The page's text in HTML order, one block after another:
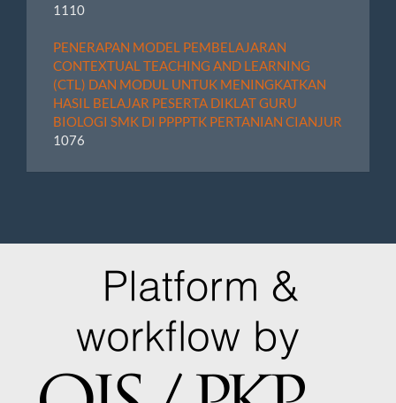
1110
PENERAPAN MODEL PEMBELAJARAN
CONTEXTUAL TEACHING AND LEARNING
(CTL) DAN MODUL UNTUK MENINGKATKAN
HASIL BELAJAR PESERTA DIKLAT GURU
BIOLOGI SMK DI PPPPTK PERTANIAN CIANJUR
1076